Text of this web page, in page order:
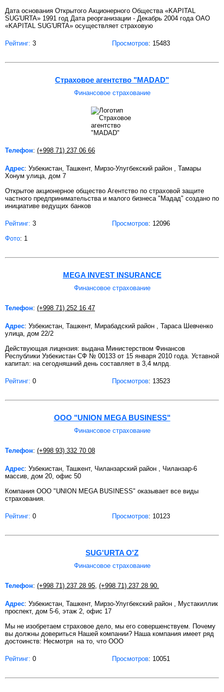
Дата основания Открытого Акционерного Общества «KAPITAL
SUG'URTA» 1991 год Дата реорганизации - Декабрь 2004 года ОАО
«KAPITAL SUG'URTA» осуществляет страховую
Рейтинг: 3 Просмотров: 15483
Страховое агентство "MADAD"
Финансовое страхование
Телефон: (+998 71) 237 06 66
Адрес: Узбекистан, Ташкент, Мирзо-Улугбекский район , Тамары
Хонум улица, дом 7
Открытое акционерное общество Агентство по страховой защите
частного предпринимательства и малого бизнеса "Мадад" создано по
инициативе ведущих банков
Рейтинг: 3 Просмотров: 12096
Фото: 1
MEGA INVEST INSURANCE
Финансовое страхование
Телефон: (+998 71) 252 16 47
Адрес: Узбекистан, Ташкент, Мирабадский район , Тараса Шевченко
улица, дом 22/2
Действующая лицензия: выдана Министерством Финансов
Республики Узбекистан СФ № 00133 от 15 января 2010 года. Уставной
капитал: на сегодняшний день составляет в 3,4 млрд.
Рейтинг: 0 Просмотров: 13523
ООО "UNION MEGA BUSINESS"
Финансовое страхование
Телефон: (+998 93) 332 70 08
Адрес: Узбекистан, Ташкент, Чиланзарский район , Чиланзар-6
массив, дом 20, офис 50
Компания ООО "UNION MEGA BUSINESS" оказывает все виды
страхования.
Рейтинг: 0 Просмотров: 10123
SUG'URTA O'Z
Финансовое страхование
Телефон: (+998 71) 237 28 95 (+998 71) 237 28 90.
Адрес: Узбекистан, Ташкент, Мирзо-Улугбекский район , Мустакиллик
проспект, дом 5-6, этаж 2, офис 17
Мы не изобретаем страховое дело, мы его совершенствуем. Почему
вы должны довериться Нашей компании? Наша компания имеет ряд
достоинств: Несмотря на то, что OOO
Рейтинг: 0 Просмотров: 10051